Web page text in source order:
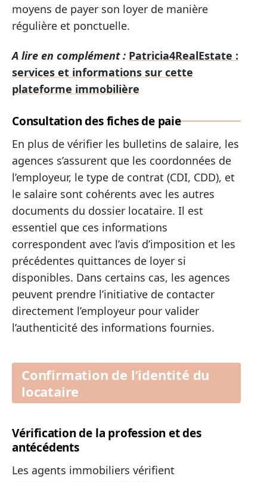
moyens de payer son loyer de manière
régulière et ponctuelle.
A lire en complément : Patricia4RealEstate :
services et informations sur cette
plateforme immobilière
Consultation des fiches de paie
En plus de vérifier les bulletins de salaire, les
agences s’assurent que les coordonnées de
l’employeur, le type de contrat (CDI, CDD), et
le salaire sont cohérents avec les autres
documents du dossier locataire. Il est
essentiel que ces informations
correspondent avec l’avis d’imposition et les
précédentes quittances de loyer si
disponibles. Dans certains cas, les agences
peuvent prendre l’initiative de contacter
directement l’employeur pour valider
l’authenticité des informations fournies.
Confirmation de l’identité du
locataire
Vérification de la profession et des
antécédents
Les agents immobiliers vérifient